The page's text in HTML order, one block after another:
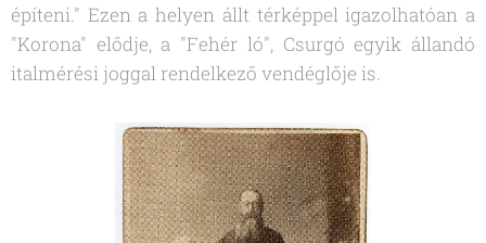
építeni." Ezen a helyen állt térképpel igazolhatóan a
"Korona" elődje, a "Fehér ló", Csurgó egyik állandó
italmérési joggal rendelkező vendéglője is.